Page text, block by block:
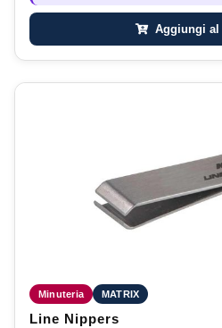
Aggiungi al
Minuteria MATRIX
Line Nippers